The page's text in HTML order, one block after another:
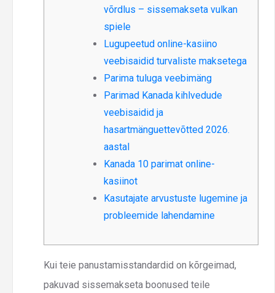
võrdlus – sissemakseta vulkan
spiele
Lugupeetud online-kasiino
veebisaidid turvaliste maksetega
Parima tuluga veebimäng
Parimad Kanada kihlvedude
veebisaidid ja
hasartmänguettevõtted 2026.
aastal
Kanada 10 parimat online-
kasiinot
Kasutajate arvustuste lugemine ja
probleemide lahendamine
Kui teie panustamisstandardid on kõrgeimad,
pakuvad sissemakseta boonused teile